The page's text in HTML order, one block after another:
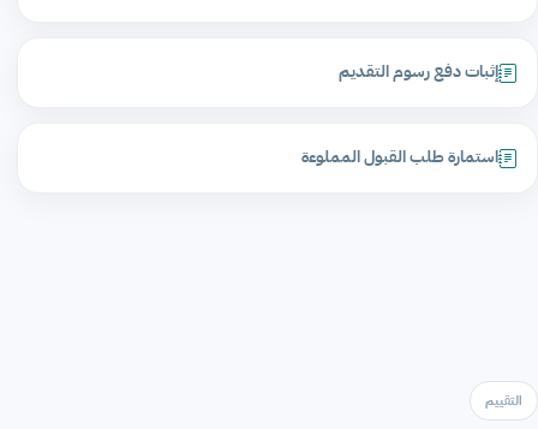
إثبات دفع رسوم التقديم
استمارة طلب القبول المملوءة
التقييم